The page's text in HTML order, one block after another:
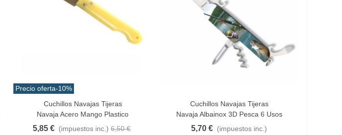
Precio oferta-10%
Añadir Al Carrito
Cuchillos Navajas Tijeras
Navaja Acero Mango Plastico
5,85 € (impuestos inc.) 6,50 €
Añadir Al Carrito
Cuchillos Navajas Tijeras
Navaja Albainox 3D Pesca 6 Usos
5,70 € (impuestos inc.)